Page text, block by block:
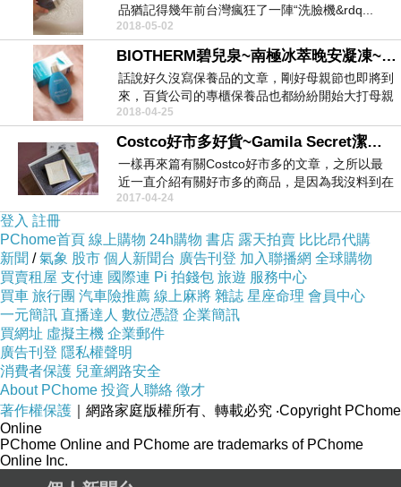
品猶記得幾年前台灣瘋狂了一陣“洗臉機&rdq...
2018-05-02
BIOTHERM碧兒泉~南極冰萃晚安凝凍~晚安面膜拜拜，我要改用這款晚安凝凍啦！！
話說好久沒寫保養品的文章，剛好母親節也即將到
來，百貨公司的專櫃保養品也都紛紛開始大打母親
節折扣戰。這...
2018-04-25
Costco好市多好貨~Gamila Secret潔米拉秘密手工皂~貴鬆鬆的手工皂，卻讓人一用好愛不已！
一樣再來篇有關Costco好市多的文章，之所以最
近一直介紹有關好市多的商品，是因為我沒料到在
好奇心驅...
2017-04-24
登入 註冊
PChome首頁 線上購物 24h購物 書店 露天拍賣 比比昂代購
新聞 /氣象 股市 個人新聞台 廣告刊登 加入聯播網 全球購物
買賣租屋 支付連 國際連 Pi 拍錢包 旅遊 服務中心
買車 旅行團 汽車險推薦 線上麻將 雜誌 星座命理 會員中心
一元簡訊 直播達人 數位憑證 企業簡訊
買網址 虛擬主機 企業郵件
廣告刊登 隱私權聲明
消費者保護 兒童網路安全
About PChome 投資人聯絡 徵才
著作權保護 ｜網路家庭版權所有、轉載必究 ‧Copyright PChome
Online
PChome Online and PChome are trademarks of PChome
Online Inc.